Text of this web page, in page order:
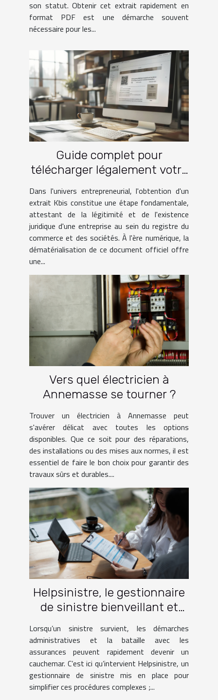
son statut. Obtenir cet extrait rapidement en
format PDF est une démarche souvent
nécessaire pour les...
Guide complet pour
télécharger légalement votre
Dans l'univers entrepreneurial, l'obtention d'un
extrait Kbis constitue une étape fondamentale,
attestant de la légitimité et de l'existence
juridique d'une entreprise au sein du registre du
commerce et des sociétés. À l'ère numérique, la
dématérialisation de ce document officiel offre
une...
Vers quel électricien à
Annemasse se tourner ?
Trouver un électricien à Annemasse peut
s'avérer délicat avec toutes les options
disponibles. Que ce soit pour des réparations,
des installations ou des mises aux normes, il est
essentiel de faire le bon choix pour garantir des
travaux sûrs et durables....
Helpsinistre, le gestionnaire
de sinistre bienveillant et
Lorsqu’un sinistre survient, les démarches
administratives et la bataille avec les
assurances peuvent rapidement devenir un
cauchemar. C’est ici qu’intervient Helpsinistre, un
gestionnaire de sinistre mis en place pour
simplifier ces procédures complexes ;...